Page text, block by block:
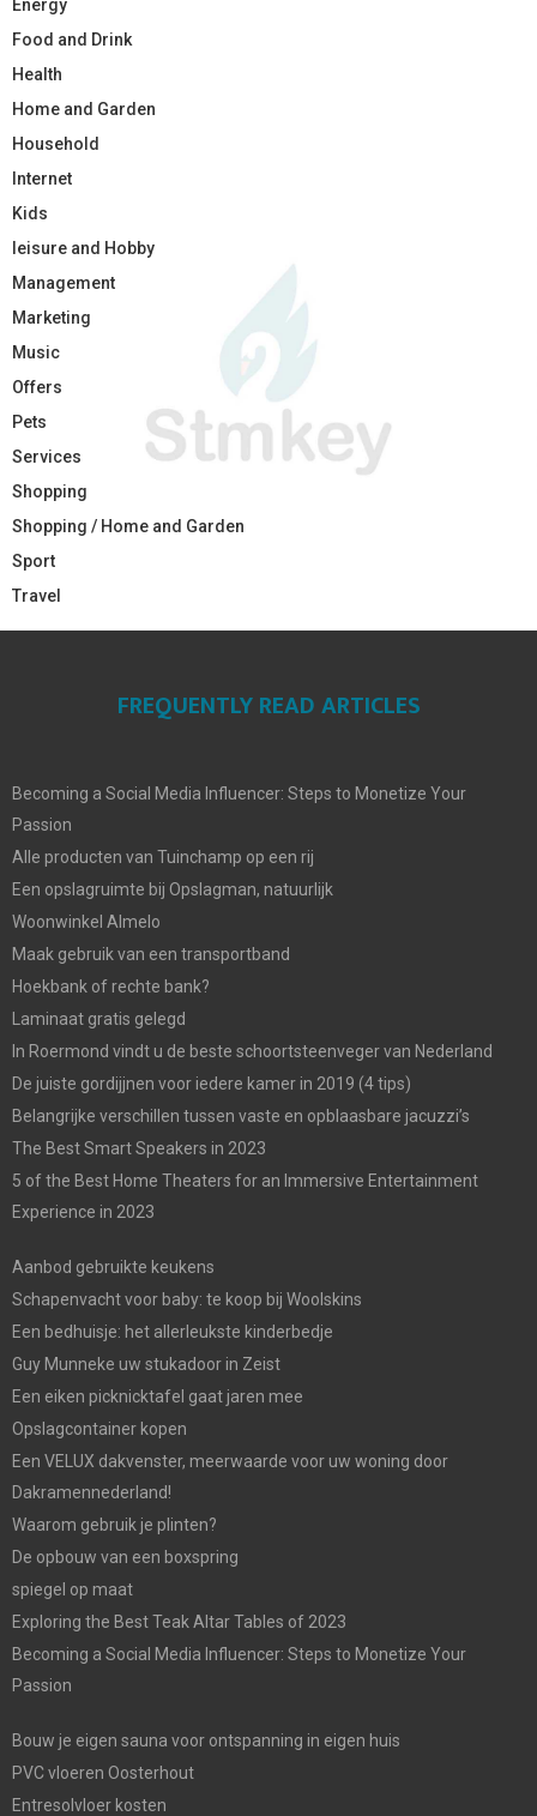
Energy
Food and Drink
Health
Home and Garden
Household
Internet
Kids
leisure and Hobby
Management
Marketing
Music
Offers
Pets
Services
Shopping
Shopping / Home and Garden
Sport
Travel
FREQUENTLY READ ARTICLES
Becoming a Social Media Influencer: Steps to Monetize Your
Passion
Alle producten van Tuinchamp op een rij
Een opslagruimte bij Opslagman, natuurlijk
Woonwinkel Almelo
Maak gebruik van een transportband
Hoekbank of rechte bank?
Laminaat gratis gelegd
In Roermond vindt u de beste schoortsteenveger van Nederland
De juiste gordijjnen voor iedere kamer in 2019 (4 tips)
Belangrijke verschillen tussen vaste en opblaasbare jacuzzi’s
The Best Smart Speakers in 2023
5 of the Best Home Theaters for an Immersive Entertainment
Experience in 2023
Aanbod gebruikte keukens
Schapenvacht voor baby: te koop bij Woolskins
Een bedhuisje: het allerleukste kinderbedje
Guy Munneke uw stukadoor in Zeist
Een eiken picknicktafel gaat jaren mee
Opslagcontainer kopen
Een VELUX dakvenster, meerwaarde voor uw woning door
Dakramennederland!
Waarom gebruik je plinten?
De opbouw van een boxspring
spiegel op maat
Exploring the Best Teak Altar Tables of 2023
Becoming a Social Media Influencer: Steps to Monetize Your
Passion
Bouw je eigen sauna voor ontspanning in eigen huis
PVC vloeren Oosterhout
Entresolvloer kosten